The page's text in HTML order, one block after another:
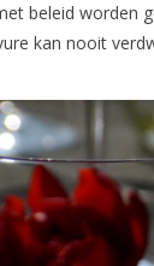
beleid worden
kan nooit